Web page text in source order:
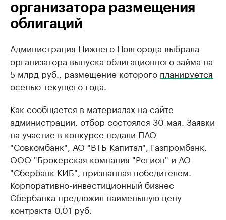
организатора размещения
облигаций
Администрация Нижнего Новгорода выбрала
организатора выпуска облигационного займа на
5 млрд руб., размещение которого планируется
осенью текущего года.
Как сообщается в материалах на сайте
администрации, отбор состоялся 30 мая. Заявки
на участие в конкурсе подали ПАО
"Совкомбанк", АО "ВТБ Капитал", Газпромбанк,
ООО "Брокерская компания "Регион" и АО
"Сбербанк КИБ", признанная победителем.
Корпоративно-инвестиционный бизнес
Сбербанка предложил наименьшую цену
контракта 0,01 руб.